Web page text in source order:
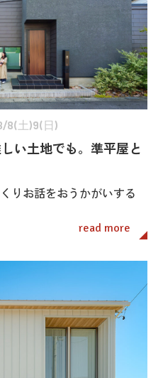
8(土)9(日)
い土地でも。準平屋と
りお話をおうかがいする
read more